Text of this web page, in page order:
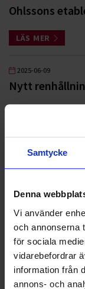
Samtycke
Denna
Vi använder
och annonserna
för sociala
vidarebefordrar
information från
annons- och
Ohlssons
LÄS MER
2025-06-09
Nytt
Ohlssons
LÄS MER
Ohlssons i
kommun